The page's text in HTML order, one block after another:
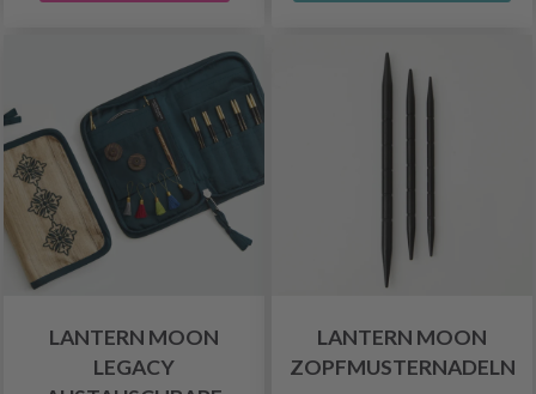
LANTERN MOON
LEGACY
LANTERN MOON
ZOPFMUSTERNADELN